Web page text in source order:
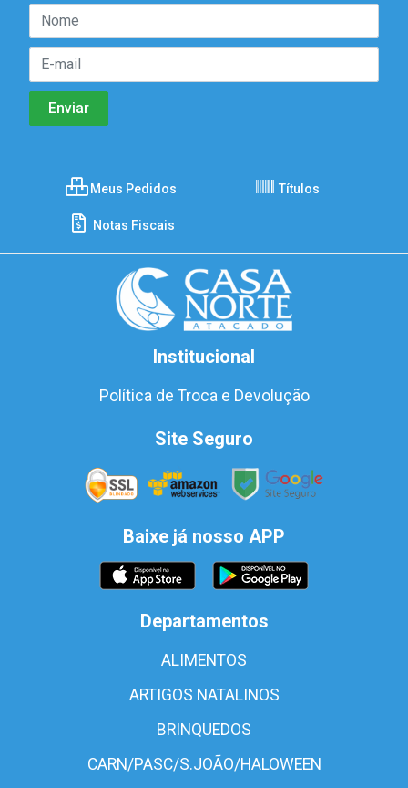
Meus Pedidos Títulos
Notas Fiscais
Institucional
Política de Troca e Devolução
Site Seguro
Baixe já nosso APP
Departamentos
ALIMENTOS
ARTIGOS NATALINOS
BRINQUEDOS
CARN/PASC/S.JOÃO/HALOWEEN